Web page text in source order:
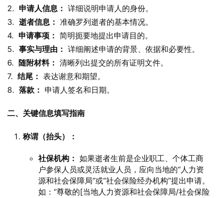
2. 申请人信息： 详细说明申请人的身份。
3. 逝者信息： 准确罗列逝者的基本情况。
4. 申请事项： 简明扼要地提出申请目的。
5. 事实与理由： 详细阐述申请的背景、依据和必要性。
6. 随附材料： 清晰列出提交的所有证明文件。
7. 结尾： 表达谢意和期望。
8. 落款： 申请人签名和日期。
二、关键信息填写指南
称谓（抬头）：
社保机构： 如果逝者生前是企业职工、个体工商
户参保人员或灵活就业人员，应向当地的“人力资
源和社会保障局”或“社会保险经办机构”提出申请。
如：“尊敬的[当地人力资源和社会保障局/社会保险